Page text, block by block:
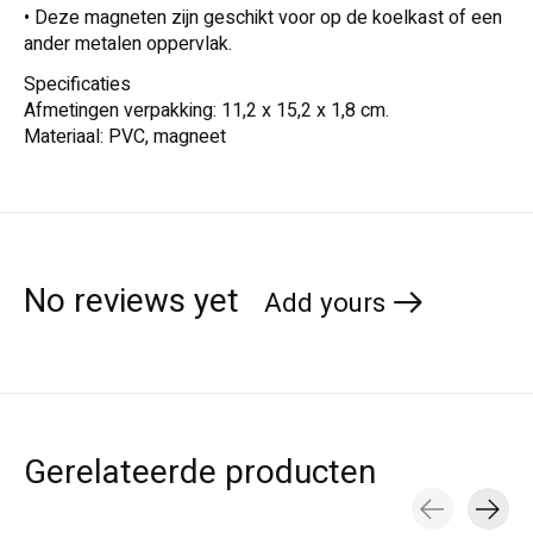
• Deze magneten zijn geschikt voor op de koelkast of een
ander metalen oppervlak.
Specificaties
Afmetingen verpakking: 11,2 x 15,2 x 1,8 cm.
Materiaal: PVC, magneet
No reviews yet Add yours
Gerelateerde producten